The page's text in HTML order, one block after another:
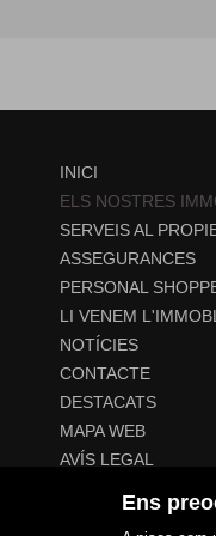
Ens
INICI
ELS NOSTRES
SERVEIS AL
ASSEGURANCES
PERSONAL
LI VENEM
NOTÍCIES
CONTACTE
DESTACATS
MAPA WEB
AVÍS LEGAL